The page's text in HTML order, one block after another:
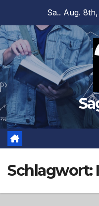
springen
Sa.. Aug.
Schlagwort: